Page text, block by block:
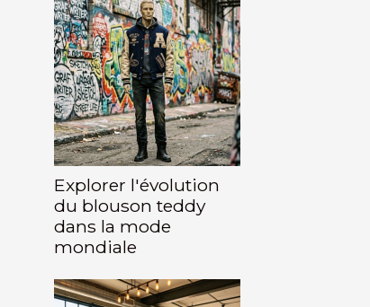
Explorer l'évolution
du blouson teddy
dans la mode
mondiale